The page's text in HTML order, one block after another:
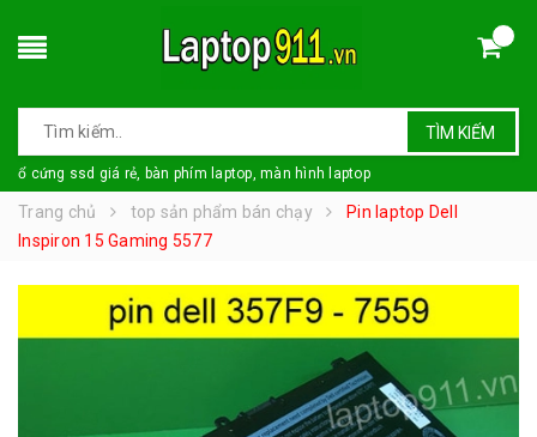
TÌM KIẾM
ổ cứng ssd giá rẻ, bàn phím laptop, màn hình laptop
Trang chủ top sản phẩm bán chạy
Pin laptop Dell
Inspiron 15 Gaming 5577